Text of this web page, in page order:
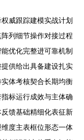
威跟踪建模实战计划
列细节操作对接过程
优化完整进可靠机制
供给出具备建设扎实
体考核契合长期均衡
标运行成效与主体确
馈基础精细化表征新
度主表框位形态一体